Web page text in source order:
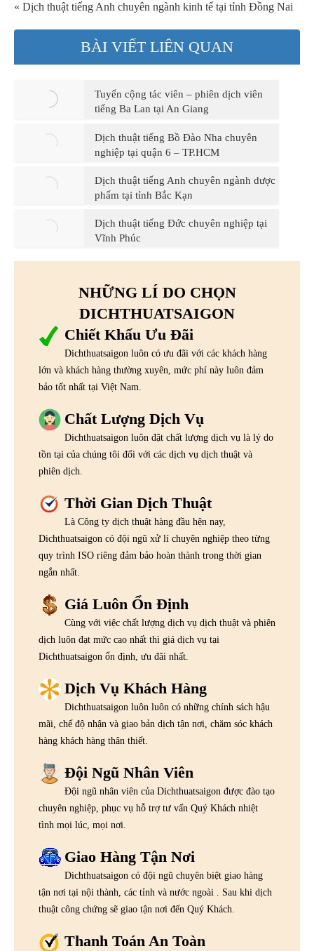
« Dịch thuật tiếng Anh chuyên ngành kinh tế tại tỉnh Đồng Nai
BÀI VIẾT LIÊN QUAN
Tuyển cộng tác viên – phiên dịch viên
tiếng Ba Lan tại An Giang
Dịch thuật tiếng Bồ Đào Nha chuyên
nghiệp tại quận 6 – TP.HCM
Dịch thuật tiếng Anh chuyên ngành dược
phẩm tại tỉnh Bắc Kạn
Dịch thuật tiếng Đức chuyên nghiệp tại
Vĩnh Phúc
NHỮNG LÍ DO CHỌN
DICHTHUATSAIGON
Chiết Khấu Ưu Đãi
Dichthuatsaigon luôn có ưu đãi với các khách hàng
lớn và khách hàng thường xuyên, mức phí này luôn đảm
bảo tốt nhất tại Việt Nam.
Chất Lượng Dịch Vụ
Dichthuatsaigon luôn đặt chất lượng dịch vụ là lý do
tồn tại của chúng tôi đối với các dịch vụ dịch thuật và
phiên dịch.
Thời Gian Dịch Thuật
Là Công ty dịch thuật hàng đầu hện nay,
Dichthuatsaigon có đội ngũ xử lí chuyên nghiệp theo từng
quy trình ISO riêng đảm bảo hoàn thành trong thời gian
ngắn nhất.
Giá Luôn Ổn Định
Cùng với việc chất lượng dịch vụ dịch thuật và phiên
dịch luôn đạt mức cao nhất thì giá dịch vụ tại
Dichthuatsaigon ổn định, ưu đãi nhất.
Dịch Vụ Khách Hàng
Dichthuatsaigon luôn luôn có những chính sách hậu
mãi, chế độ nhận và giao bản dịch tận nơi, chăm sóc khách
hàng khách hàng thân thiết.
Đội Ngũ Nhân Viên
Đội ngũ nhân viên của Dichthuatsaigon được đào tạo
chuyên nghiệp, phục vụ hỗ trợ tư vấn Quý Khách nhiệt
tình mọi lúc, mọi nơi.
Giao Hàng Tận Nơi
Dichthuatsaigon có đội ngũ chuyên biệt giao hàng
tận nơi tại nội thành, các tỉnh và nước ngoài . Sau khi dịch
thuật công chứng sẽ giao tận nơi đến Quý Khách.
Thanh Toán An Toàn